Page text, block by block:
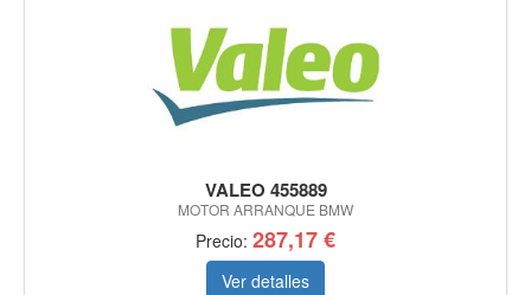
VALEO 455889
MOTOR ARRANQUE BMW
Precio: 287,17 €
Ver detalles